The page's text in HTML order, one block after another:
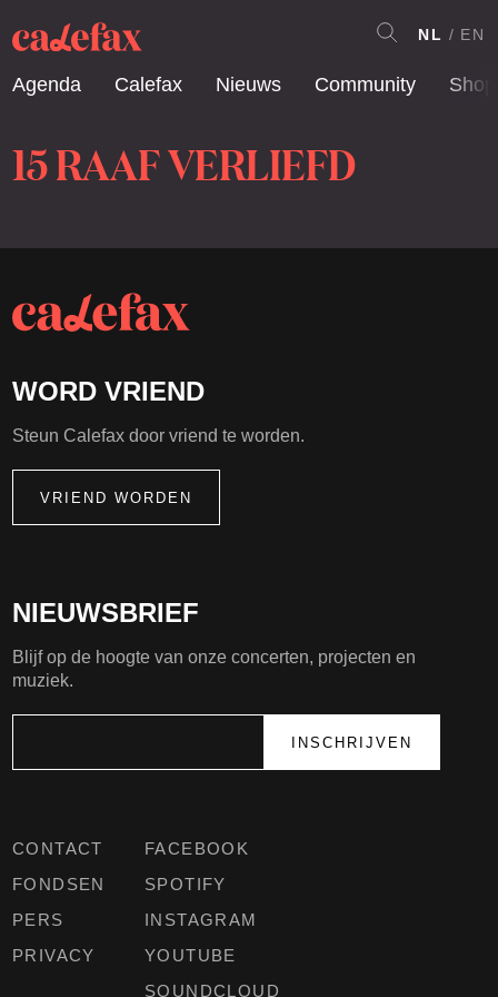
Agenda Calefax Nieuws Community Shop
NL EN
15 RAAF VERLIEFD
CONTACT
FONDSEN
PERS
PRIVACY
FACEBOOK
SPOTIFY
INSTAGRAM
YOUTUBE
SOUNDCLOUD
NIEUWSBRIEF
Blijf op de hoogte van onze concerten, projecten en
muziek.
WORD VRIEND
Steun Calefax door vriend te worden.
VRIEND WORDEN